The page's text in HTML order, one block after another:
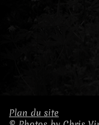
Plan du site